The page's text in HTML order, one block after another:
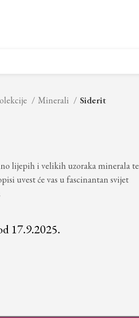
Minerali Siderit
lijepih i velikih uzoraka minerala te
uvest će vas u fascinantan svijet
17.9.2025.